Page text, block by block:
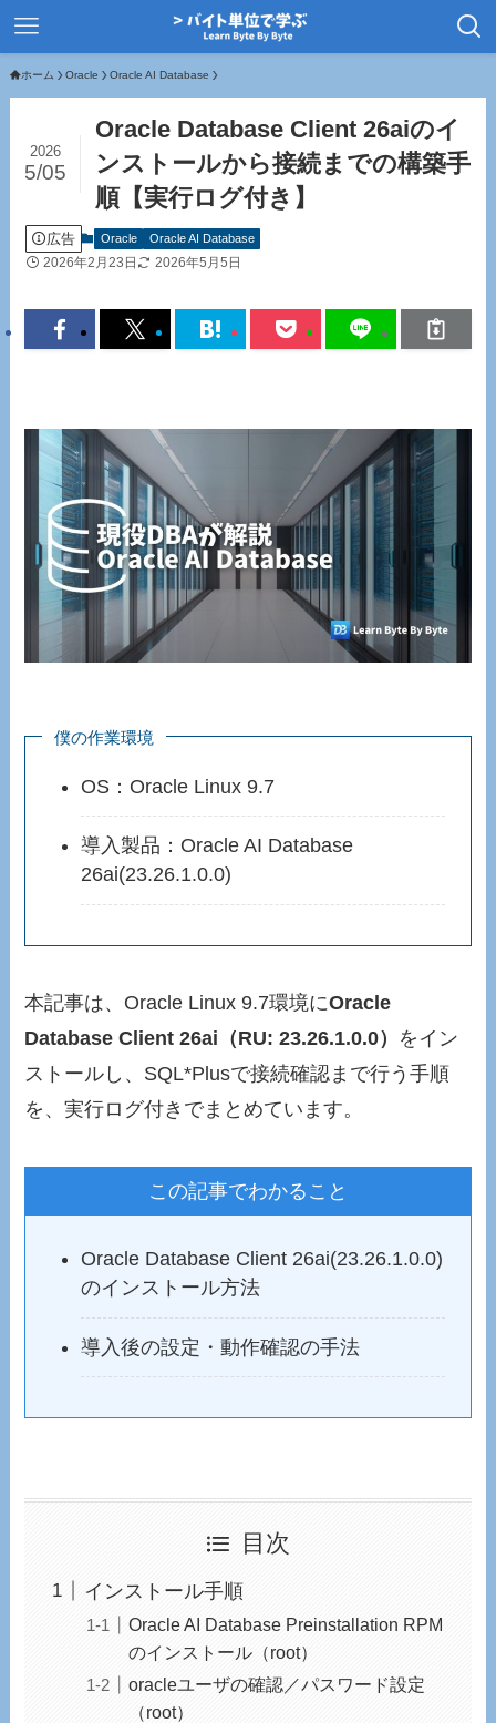
ホーム Oracle Oracle AI Database
Oracle Database Client 26aiのイ
ンストールから接続までの構築手
順【実行ログ付き】
2026
5/05
広告 Oracle Oracle AI Database
2026年2月23日 2026年5月5日
僕の作業環境
OS：Oracle Linux 9.7
導入製品：Oracle AI Database
26ai(23.26.1.0.0)
本記事は、Oracle Linux 9.7環境にOracle
Database Client 26ai（RU: 23.26.1.0.0） をイン
ストールし、SQL*Plusで接続確認まで行う手順
を、実行ログ付きでまとめています。
この記事でわかること
Oracle Database Client 26ai(23.26.1.0.0)
のインストール方法
導入後の設定・動作確認の手法
目次
インストール手順
Oracle AI Database Preinstallation RPM
のインストール（root）
oracleユーザの確認／パスワード設定
（root）